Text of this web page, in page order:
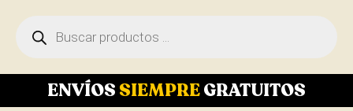
ENVÍOS SIEMPREGRATUITOS